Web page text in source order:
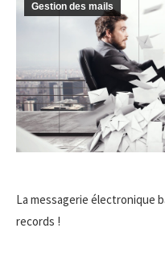
Gestion des mails
La messagerie électronique
records !